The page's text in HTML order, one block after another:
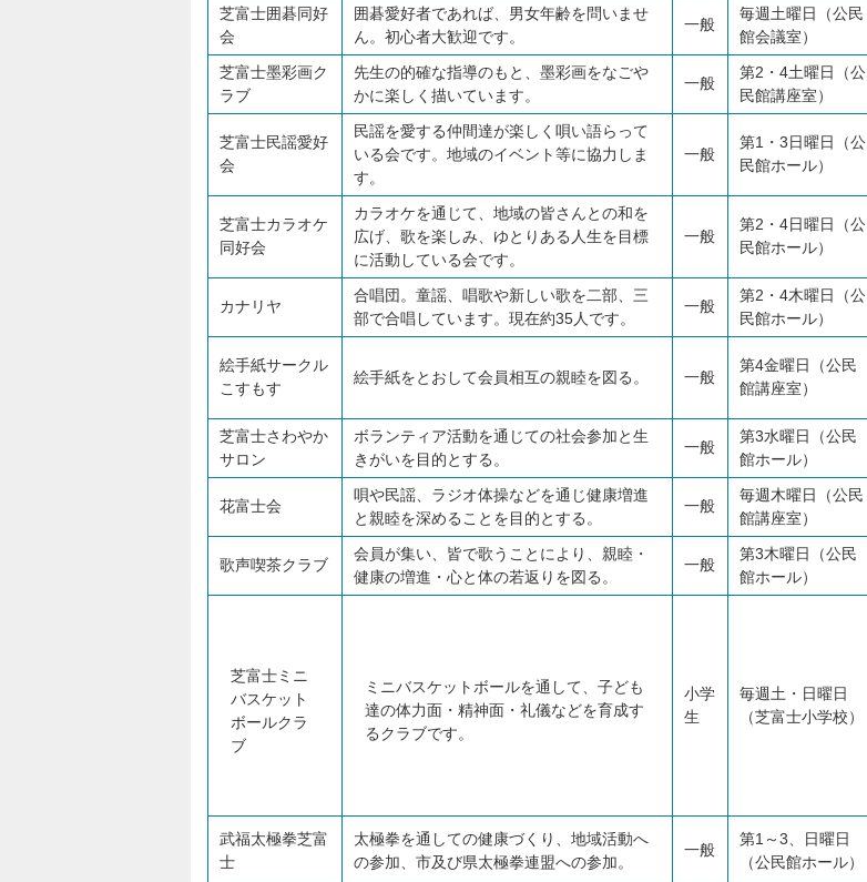
芝富士囲碁同好
会
囲碁愛好者であれば、男女年齢を問いませ
ん。初心者大歓迎です。
一般
毎週土曜日（公民
館会議室）
芝富士墨彩画ク
ラブ
先生の的確な指導のもと、墨彩画をなごや
かに楽しく描いています。
一般
第2・4土曜日（公
民館講座室）
芝富士民謡愛好
会
民謡を愛する仲間達が楽しく唄い語らって
いる会です。地域のイベント等に協力しま
す。
一般
第1・3日曜日（公
民館ホール）
芝富士カラオケ
同好会
カラオケを通じて、地域の皆さんとの和を
広げ、歌を楽しみ、ゆとりある人生を目標
に活動している会です。
一般
第2・4日曜日（公
民館ホール）
カナリヤ
合唱団。童謡、唱歌や新しい歌を二部、三
部で合唱しています。現在約35人です。
一般
第2・4木曜日（公
民館ホール）
絵手紙サークル
こすもす
絵手紙をとおして会員相互の親睦を図る。 一般
第4金曜日（公民
館講座室）
芝富士さわやか
サロン
ボランティア活動を通じての社会参加と生
きがいを目的とする。
一般
第3水曜日（公民
館ホール）
花富士会
唄や民謡、ラジオ体操などを通じ健康増進
と親睦を深めることを目的とする。
一般
毎週木曜日（公民
館講座室）
歌声喫茶クラブ
会員が集い、皆で歌うことにより、親睦・
健康の増進・心と体の若返りを図る。
一般
第3木曜日（公民
館ホール）
芝富士ミニ
バスケット
ボールクラ
ブ
ミニバスケットボールを通して、子ども
達の体力面・精神面・礼儀などを育成す
るクラブです。
小学
生
毎週土・日曜日
（芝富士小学校）
武福太極拳芝富
士
太極拳を通しての健康づくり、地域活動へ
の参加、市及び県太極拳連盟への参加。
一般
第1～3、日曜日
（公民館ホール）